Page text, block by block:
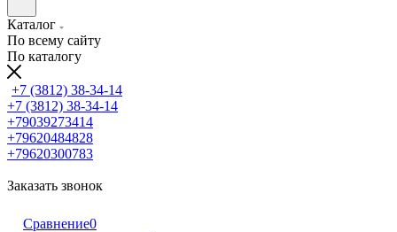
Каталог
По всему сайту
По каталогу
+7 (3812) 38-34-14
+7 (3812) 38-34-14
+79039273414
+79620484828
+79620300783
Заказать звонок
Сравнение0